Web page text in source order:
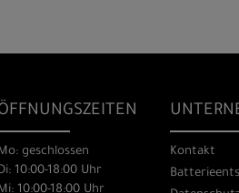
geschlossen
10:00-18:00 Uhr
10:00-18:00 Uhr
Kontakt